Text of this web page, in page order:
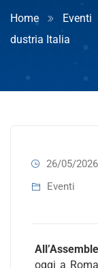
Home Eventi
dustria Italia
26/05/2026
Eventi
oggi a